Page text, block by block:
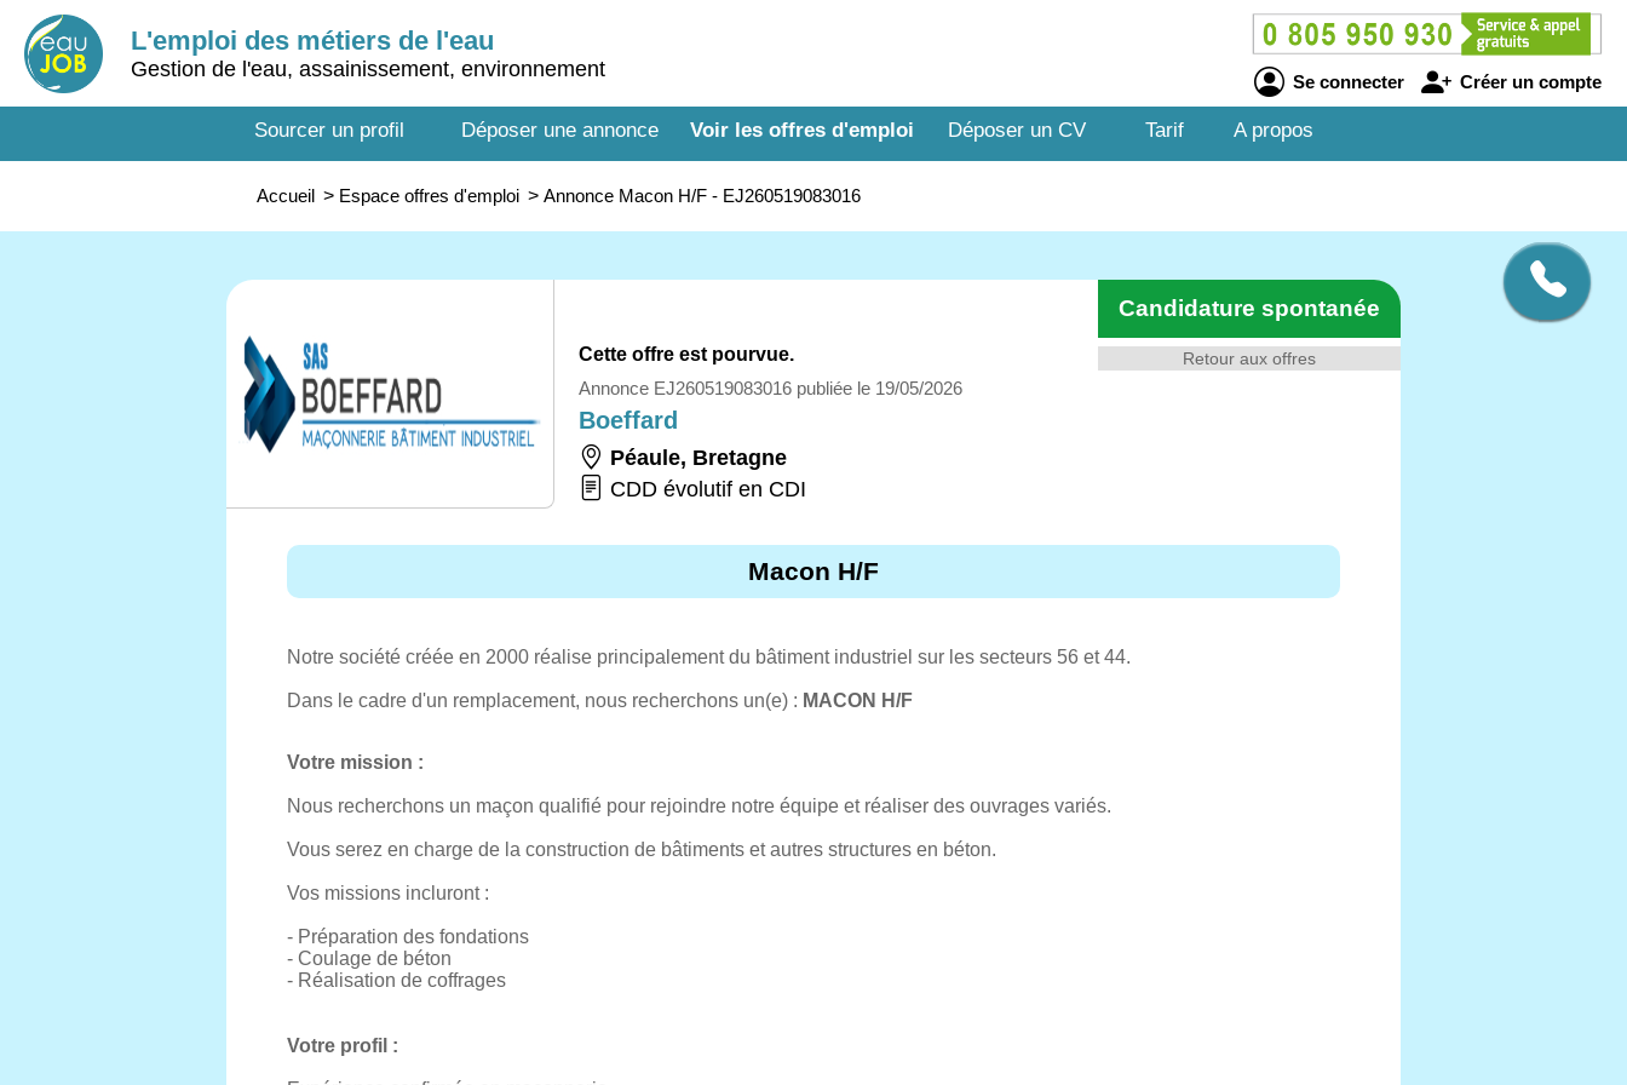
L'emploi des métiers de l'eau
Gestion de l'eau, assainissement, environnement
Se connecter Créer un compte
Sourcer un profil Déposer une annonce Voir les offres d'emploi Déposer un CV Tarif A propos
Accueil > Espace offres d'emploi > Annonce Macon H/F - EJ260519083016
Retour aux offres
Candidature spontanée
Cette offre est pourvue.
Annonce EJ260519083016 publiée le 19/05/2026
Boeffard
Péaule, Bretagne
CDD évolutif en CDI
Macon H/F
Notre société créée en 2000 réalise principalement du bâtiment industriel sur les secteurs 56 et 44.
Dans le cadre d'un remplacement, nous recherchons un(e) : MACON H/F
Votre mission :
Nous recherchons un maçon qualifié pour rejoindre notre équipe et réaliser des ouvrages variés.
Vous serez en charge de la construction de bâtiments et autres structures en béton.
Vos missions incluront :
- Préparation des fondations
- Coulage de béton
- Réalisation de coffrages
Votre profil :